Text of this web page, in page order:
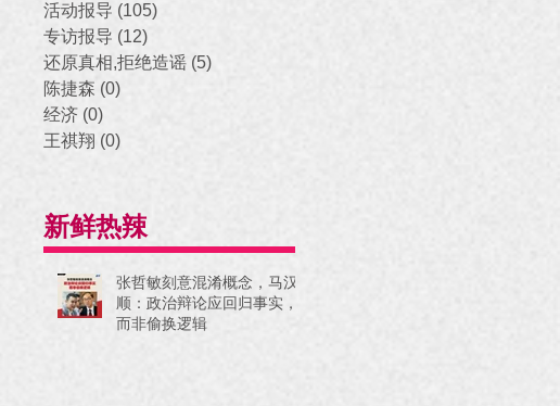
活动报导 (105)
专访报导 (12)
还原真相,拒绝造谣 (5)
陈捷森 (0)
经济 (0)
王祺翔 (0)
新鲜热辣
张哲敏刻意混淆概念，马汉
顺：政治辩论应回归事实，
而非偷换逻辑